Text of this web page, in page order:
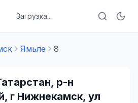
Загрузка...
Ямьле 8
р-н
г Нижнекамск, ул